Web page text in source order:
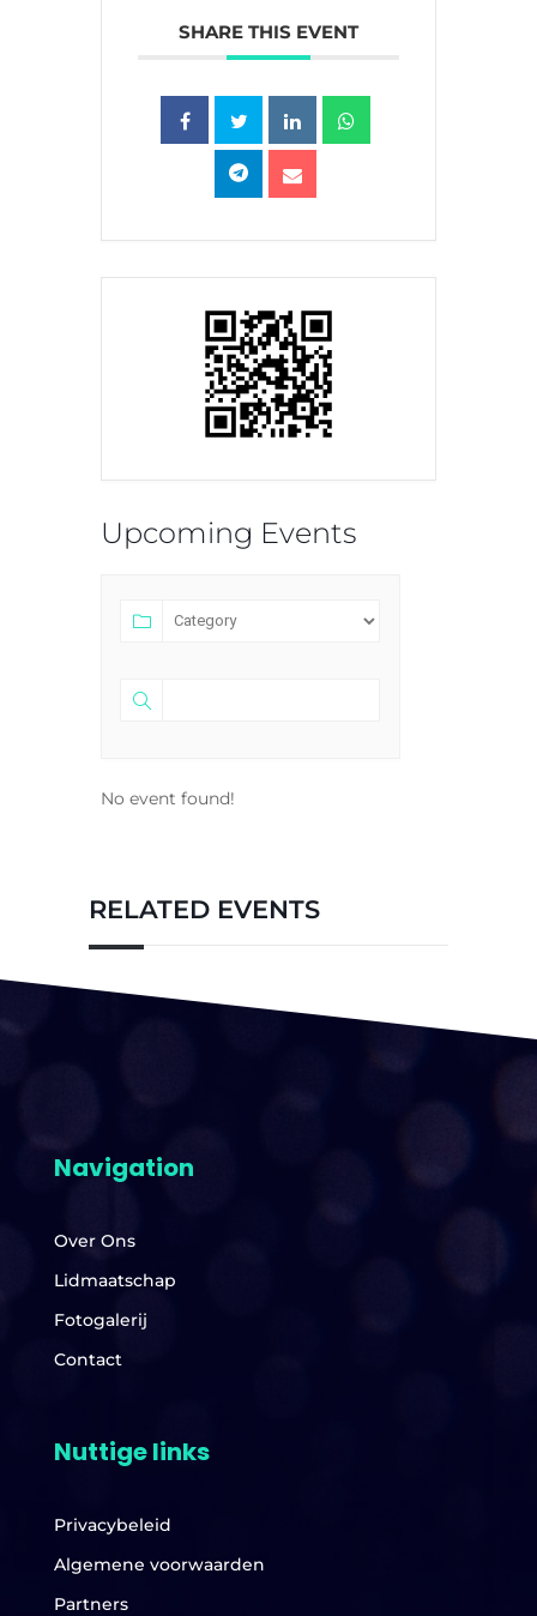
SHARE THIS EVENT
Upcoming Events
No event found!
RELATED EVENTS
Navigation
Over Ons
Lidmaatschap
Fotogalerij
Contact
Nuttige links
Privacybeleid
Algemene voorwaarden
Partners